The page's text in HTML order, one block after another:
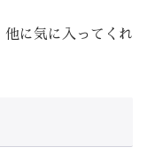
に気に入ってくれ